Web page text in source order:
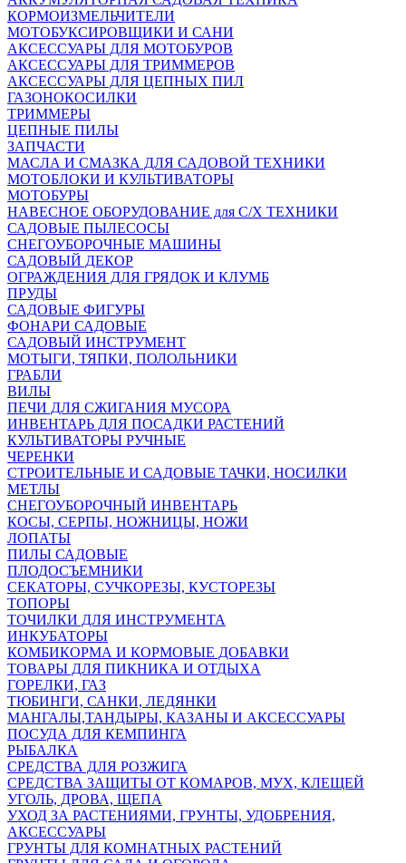
КОРМОИЗМЕЛЬЧИТЕЛИ
МОТОБУКСИРОВЩИКИ И САНИ
АКСЕССУАРЫ ДЛЯ МОТОБУРОВ
АКСЕССУАРЫ ДЛЯ ТРИММЕРОВ
АКСЕССУАРЫ ДЛЯ ЦЕПНЫХ ПИЛ
ГАЗОНОКОСИЛКИ
ТРИММЕРЫ
ЦЕПНЫЕ ПИЛЫ
ЗАПЧАСТИ
МАСЛА И СМАЗКА ДЛЯ САДОВОЙ ТЕХНИКИ
МОТОБЛОКИ И КУЛЬТИВАТОРЫ
МОТОБУРЫ
НАВЕСНОЕ ОБОРУДОВАНИЕ для С/Х ТЕХНИКИ
САДОВЫЕ ПЫЛЕСОСЫ
СНЕГОУБОРОЧНЫЕ МАШИНЫ
САДОВЫЙ ДЕКОР
ОГРАЖДЕНИЯ ДЛЯ ГРЯДОК И КЛУМБ
ПРУДЫ
САДОВЫЕ ФИГУРЫ
ФОНАРИ САДОВЫЕ
САДОВЫЙ ИНСТРУМЕНТ
МОТЫГИ, ТЯПКИ, ПОЛОЛЬНИКИ
ГРАБЛИ
ВИЛЫ
ПЕЧИ ДЛЯ СЖИГАНИЯ МУСОРА
ИНВЕНТАРЬ ДЛЯ ПОСАДКИ РАСТЕНИЙ
КУЛЬТИВАТОРЫ РУЧНЫЕ
ЧЕРЕНКИ
СТРОИТЕЛЬНЫЕ И САДОВЫЕ ТАЧКИ, НОСИЛКИ
МЕТЛЫ
СНЕГОУБОРОЧНЫЙ ИНВЕНТАРЬ
КОСЫ, СЕРПЫ, НОЖНИЦЫ, НОЖИ
ЛОПАТЫ
ПИЛЫ САДОВЫЕ
ПЛОДОСЪЕМНИКИ
СЕКАТОРЫ, СУЧКОРЕЗЫ, КУСТОРЕЗЫ
ТОПОРЫ
ТОЧИЛКИ ДЛЯ ИНСТРУМЕНТА
ИНКУБАТОРЫ
КОМБИКОРМА И КОРМОВЫЕ ДОБАВКИ
ТОВАРЫ ДЛЯ ПИКНИКА И ОТДЫХА
ГОРЕЛКИ, ГАЗ
ТЮБИНГИ, САНКИ, ЛЕДЯНКИ
МАНГАЛЫ,ТАНДЫРЫ, КАЗАНЫ И АКСЕССУАРЫ
ПОСУДА ДЛЯ КЕМПИНГА
РЫБАЛКА
СРЕДСТВА ДЛЯ РОЗЖИГА
СРЕДСТВА ЗАЩИТЫ ОТ КОМАРОВ, МУХ, КЛЕЩЕЙ
УГОЛЬ, ДРОВА, ЩЕПА
УХОД ЗА РАСТЕНИЯМИ, ГРУНТЫ, УДОБРЕНИЯ,
АКСЕССУАРЫ
ГРУНТЫ ДЛЯ КОМНАТНЫХ РАСТЕНИЙ